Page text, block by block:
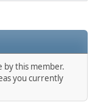
by this member.
you currently